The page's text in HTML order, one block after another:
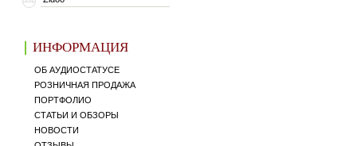
ИНФОРМАЦИЯ
ОБ АУДИОСТАТУСЕ
РОЗНИЧНАЯ ПРОДАЖА
ПОРТФОЛИО
СТАТЬИ И ОБЗОРЫ
НОВОСТИ